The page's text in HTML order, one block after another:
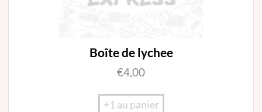
Boîte de lychee
€4,00
+1 au panier